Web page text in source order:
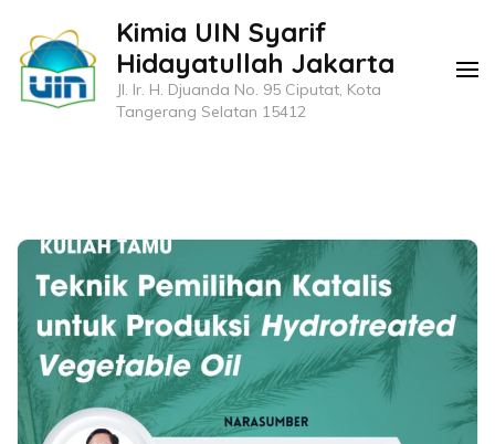
Kimia UIN Syarif
Hidayatullah Jakarta
Jl. Ir. H. Djuanda No. 95 Ciputat, Kota
Tangerang Selatan 15412